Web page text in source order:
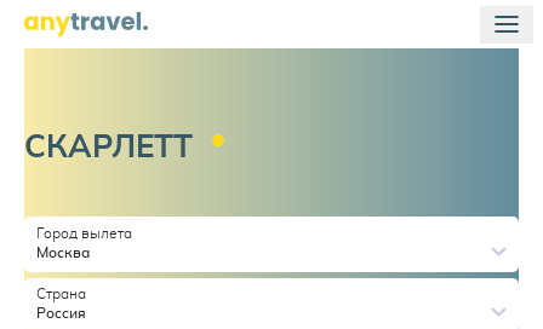
СКАРЛЕТТ
Город вылета
Москва
Страна
Россия